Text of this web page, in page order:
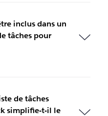
inclus dans un
tâches pour
de tâches
simplifie-t-il le